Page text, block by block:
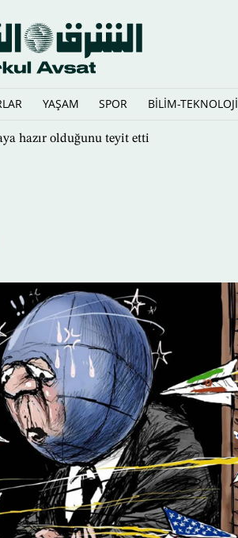
YAŞAM SPOR BİLİM-TEKNOLOJİ
hazır olduğunu teyit etti